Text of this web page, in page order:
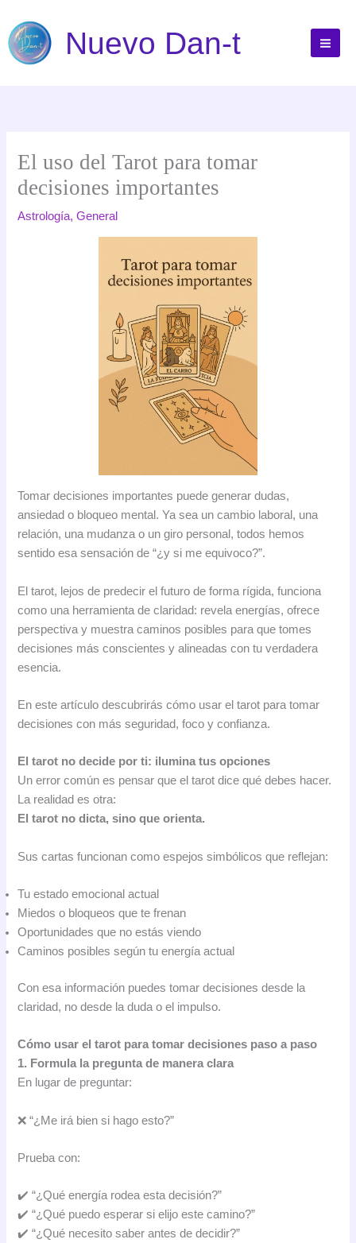
contenido
Nuevo Dan-t
El uso del Tarot para tomar
decisiones importantes
Astrología,General
Tomar decisiones importantes puede generar dudas,
ansiedad o bloqueo mental. Ya sea un cambio laboral, una
relación, una mudanza o un giro personal, todos hemos
sentido esa sensación de “¿y si me equivoco?”.
El tarot, lejos de predecir el futuro de forma rígida, funciona
como una herramienta de claridad: revela energías, ofrece
perspectiva y muestra caminos posibles para que tomes
decisiones más conscientes y alineadas con tu verdadera
esencia.
En este artículo descubrirás cómo usar el tarot para tomar
decisiones con más seguridad, foco y confianza.
El tarot no decide por ti: ilumina tus opciones
Un error común es pensar que el tarot dice qué debes hacer.
La realidad es otra:
El tarot no dicta, sino que orienta.
Sus cartas funcionan como espejos simbólicos que reflejan:
Tu estado emocional actual
Miedos o bloqueos que te frenan
Oportunidades que no estás viendo
Caminos posibles según tu energía actual
Con esa información puedes tomar decisiones desde la
claridad, no desde la duda o el impulso.
Cómo usar el tarot para tomar decisiones paso a paso
1. Formula la pregunta de manera clara
En lugar de preguntar:
❌ “¿Me irá bien si hago esto?”
Prueba con:
✔️ “¿Qué energía rodea esta decisión?”
✔️ “¿Qué puedo esperar si elijo este camino?”
✔️ “¿Qué necesito saber antes de decidir?”